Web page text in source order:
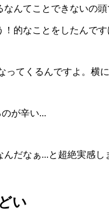
んてことできないの頭
的なことをしたんで
てくるんですよ。横
が辛い...
だなぁ...と超絶実感し
い